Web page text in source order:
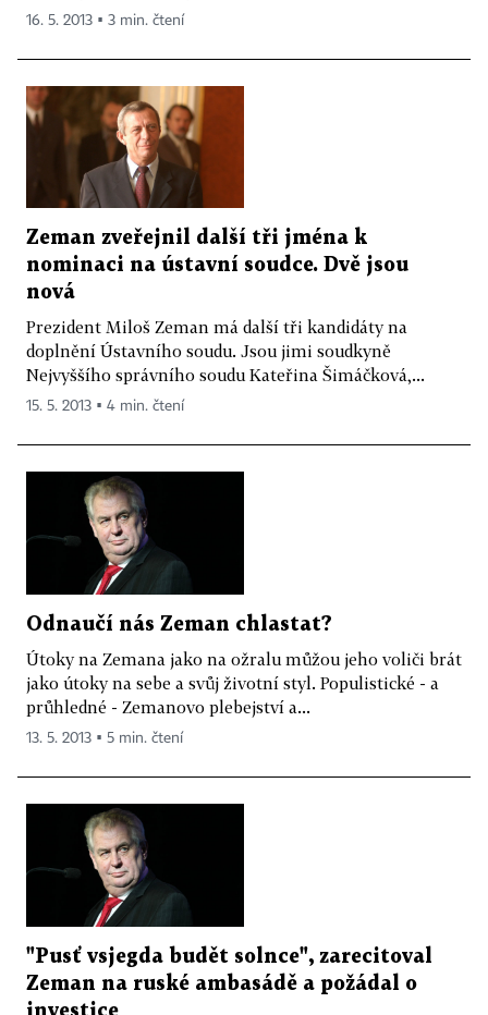
16. 5. 2013 ▪ 3 min. čtení
Zeman zveřejnil další tři jména k
nominaci na ústavní soudce. Dvě jsou
nová
Prezident Miloš Zeman má další tři kandidáty na
doplnění Ústavního soudu. Jsou jimi soudkyně
Nejvyššího správního soudu Kateřina Šimáčková,...
15. 5. 2013 ▪ 4 min. čtení
Odnaučí nás Zeman chlastat?
Útoky na Zemana jako na ožralu můžou jeho voliči brát
jako útoky na sebe a svůj životní styl. Populistické - a
průhledné - Zemanovo plebejství a...
13. 5. 2013 ▪ 5 min. čtení
"Pusť vsjegda budět solnce", zarecitoval
Zeman na ruské ambasádě a požádal o
investice